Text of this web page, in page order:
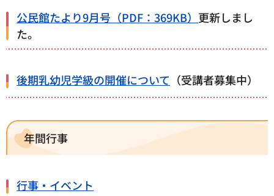
公民館たより9月号（PDF：369KB） 更新しまし
た。
後期乳幼児学級の開催について （受講者募集中）
年間行事
行事・イベント